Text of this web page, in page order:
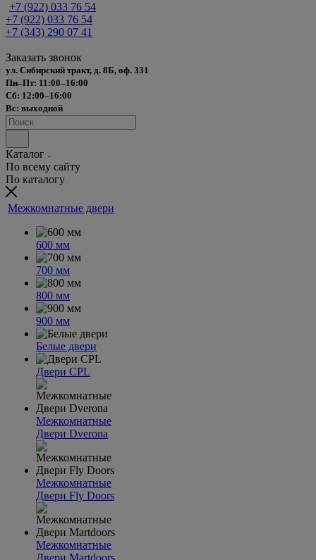
+7 (922) 033 76 54
+7 (922) 033 76 54
+7 (343) 290 07 41
Заказать звонок
ул. Сибирский тракт, д. 8Б, оф. 331
Пн–Пт: 11:00–16:00
Сб: 12:00–16:00
Вс: выходной
Каталог
По всему сайту
По каталогу
Межкомнатные двери
600 мм
700 мм
800 мм
900 мм
Белые двери
Двери CPL
Межкомнатные
Двери Dverona
Межкомнатные
Двери Fly Doors
Межкомнатные
Двери Martdoors